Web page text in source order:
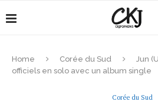
Home Corée du Sud
Jun
officiels en solo avec un album single
Corée du Sud